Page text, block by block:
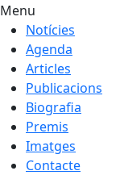
Menu
Notícies
Agenda
Articles
Publicacions
Biografia
Premis
Imatges
Contacte